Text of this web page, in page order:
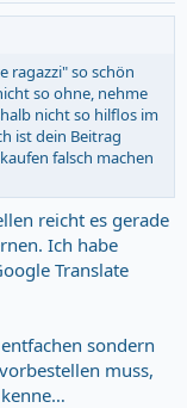
ragazzi" so schön
so ohne, nehme
nicht so hilflos im
ist dein Beitrag
falsch machen
reicht es gerade
Ich habe
Translate
sondern
muss,